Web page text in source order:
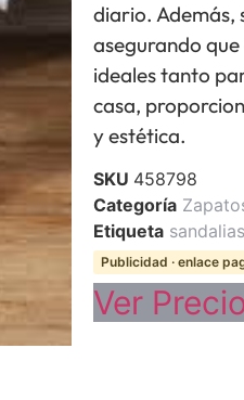
diario. Además,
asegurando
ideales tanto
casa,
y estética.
SKU 458798
Categoría
Etiqueta
Publicidad · enlace
Ver